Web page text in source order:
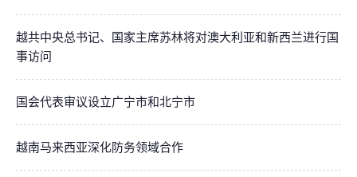
越共中央总书记、国家主席苏林将对澳大利亚和新西兰进行国
事访问
国会代表审议设立广宁市和北宁市
越南马来西亚深化防务领域合作